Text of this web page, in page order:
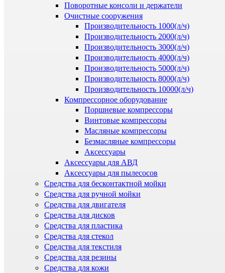
Поворотные консоли и держатели
Очистные сооружения
Производительность 1000(л/ч)
Производительность 2000(л/ч)
Производительность 3000(л/ч)
Производительность 4000(л/ч)
Производительность 5000(л/ч)
Производительность 8000(л/ч)
Производительность 10000(л/ч)
Компрессорное оборудование
Поршневые компрессоры
Винтовые компрессоры
Масляные компрессоры
Безмасляные компрессоры
Аксессуары
Аксессуары для АВД
Аксессуары для пылесосов
Средства для бесконтактной мойки
Средства для ручной мойки
Средства для двигателя
Средства для дисков
Средства для пластика
Средства для стекол
Средства для текстиля
Средства для резины
Средства для кожи